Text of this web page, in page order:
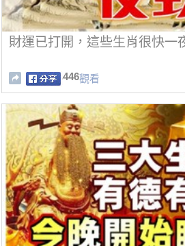
財運已打開，這些生肖很快一
446觀看